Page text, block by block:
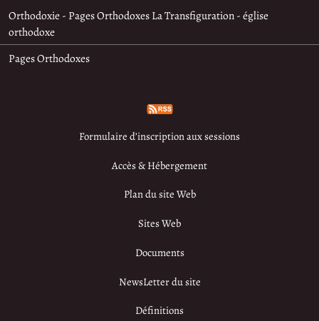
Orthodoxie - Pages Orthodoxes La Transfiguration - église
orthodoxe
Pages Orthodoxes
Formulaire d’inscription aux sessions
Accès & Hébergement
Plan du site Web
Sites Web
Documents
NewsLetter du site
Définitions